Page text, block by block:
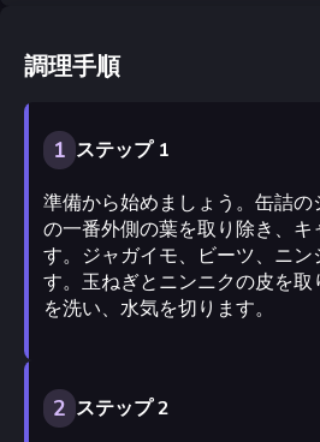
調理手順
1 ステップ 1
準備から始めましょう。缶詰
の一番外側の葉を取り除き、
す。ジャガイモ、ビーツ、ニ
す。玉ねぎとニンニクの皮を
を洗い、水気を切ります。
2 ステップ 2